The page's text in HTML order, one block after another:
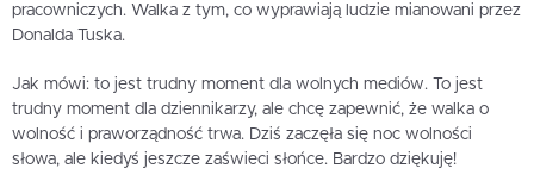
pracowniczych. Walka z tym, co wyprawiają ludzie mianowani przez
Donalda Tuska.
Jak mówi: to jest trudny moment dla wolnych mediów. To jest
trudny moment dla dziennikarzy, ale chcę zapewnić, że walka o
wolność i praworządność trwa. Dziś zaczęła się noc wolności
słowa, ale kiedyś jeszcze zaświeci słońce. Bardzo dziękuję!